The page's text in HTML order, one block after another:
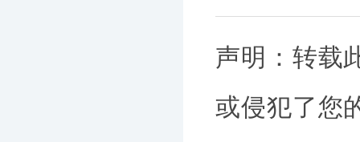
声明：转载
或侵犯了您